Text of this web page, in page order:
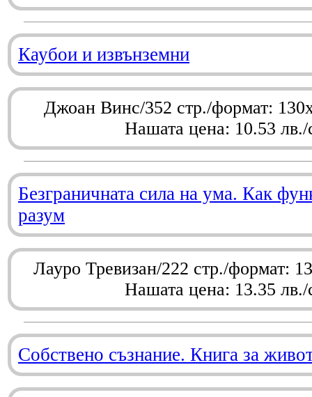
Каубои и извънземни
Джоан Винс/352 стр./формат:
Нашата цена: 10.53 лв./
Безграничната сила на ума. Как
разум
Лауро Тревизан/222 стр./формат:
Нашата цена: 13.35 лв./
Собствено съзнание. Книга за